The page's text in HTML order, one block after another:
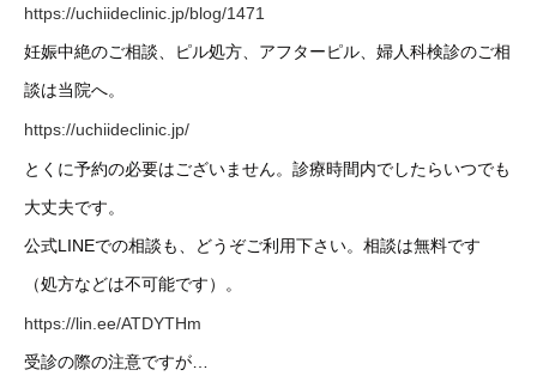
https://uchiideclinic.jp/blog/1471
妊娠中絶のご相談、ピル処方、アフターピル、婦人科検診のご相
談は当院へ。
https://uchiideclinic.jp/
とくに予約の必要はございません。診療時間内でしたらいつでも
大丈夫です。
公式LINEでの相談も、どうぞご利用下さい。相談は無料です
（処方などは不可能です）。
https://lin.ee/ATDYTHm
受診の際の注意ですが…